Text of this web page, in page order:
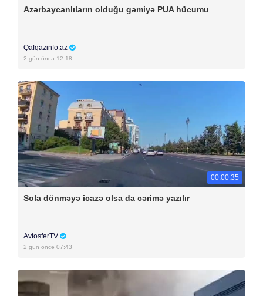
Azərbaycanlıların olduğu gəmiyə PUA hücumu
Qafqazinfo.az
2 gün öncə 12:18
00:00:35
Sola dönməyə icazə olsa da cərimə yazılır
AvtosferTV
2 gün öncə 07:43